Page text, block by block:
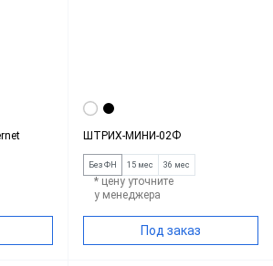
ШТРИХ-МИНИ-02Ф
Без ФН 15 мес 36 мес
* цену уточните
у менеджера
Под заказ